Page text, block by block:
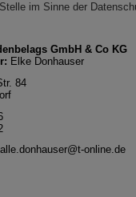
im Sinne der
GmbH & Co KG
Elke Donhauser
84
online.de